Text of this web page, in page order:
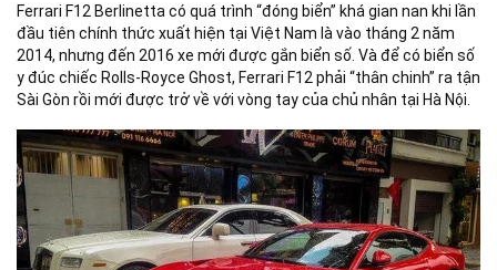
Ferrari F12 Berlinetta có quá trình “đóng biển” khá gian nan khi lần
đầu tiên chính thức xuất hiện tại Việt Nam là vào tháng 2 năm
2014, nhưng đến 2016 xe mới được gắn biển số. Và để có biển số
y đúc chiếc Rolls-Royce Ghost, Ferrari F12 phải “thân chinh” ra tận
Sài Gòn rồi mới được trở về với vòng tay của chủ nhân tại Hà Nội.